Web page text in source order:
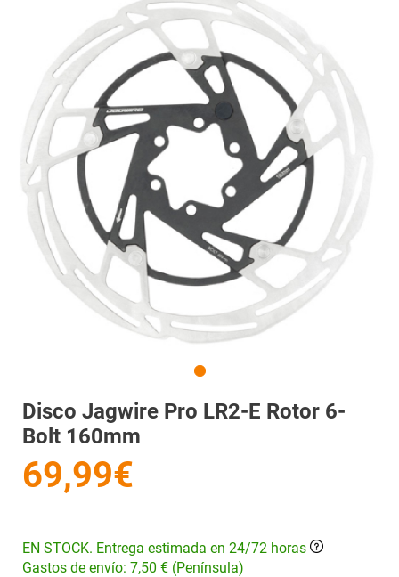
Disco Jagwire Pro LR2-E Rotor 6-
Bolt 160mm
69,99€
EN STOCK. Entrega estimada en 24/72 horas
Gastos de envío: 7,50 € (Península)